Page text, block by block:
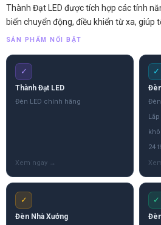
Thành Đạt LED được tích hợp các tính
biến chuyển động, điều khiển từ xa, giúp
SẢN PHẨM NỔI BẬT
✓
Thành Đạt LED
Đèn LED chính hãng
✓
24
✓
Đèn Nhà Xưởng
✓